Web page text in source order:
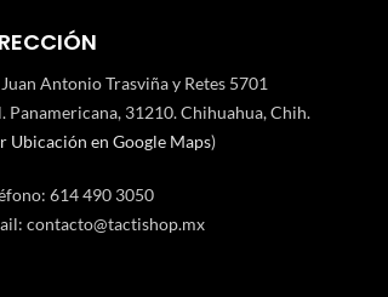
Juan Antonio Trasviña y Retes 5701
Panamericana, 31210. Chihuahua, Chih.
Ubicación en Google Maps)
: 614 490 3050
contacto@tactishop.mx